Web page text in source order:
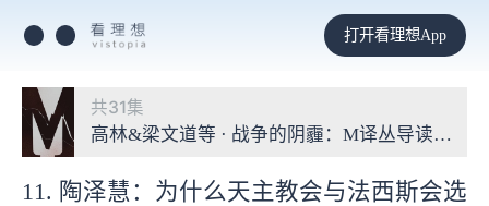
打开看理想App
共31集
高林&梁文道等 · 战争的阴霾：M译丛导读第二季
11. 陶泽慧：为什么天主教会与法西斯会选